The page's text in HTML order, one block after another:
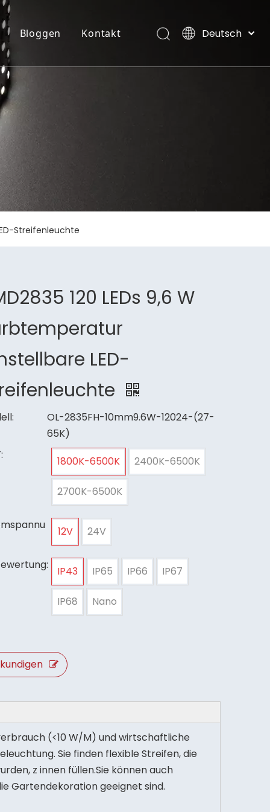
Bloggen Kontakt
Deutsch
العربية
Streifenleuchte
120 LEDs 9,6 W
LED-
OL-2835FH-10mm9.6W-12024-(27-
65K)
1800K-6500K 2400K-6500K
2700K-6500K
12V 24V
IP43 IP65 IP66 IP67
IP68 Nano
(<10 W/M) und wirtschaftliche
Sie finden flexible Streifen, die
z innen füllen.Sie können auch
Gartendekoration geeignet sind.